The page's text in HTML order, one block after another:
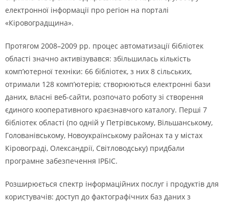
електронної інформації про регіон на порталі
«Кіровоградщина».
Протягом 2008–2009 рр. процес автоматизації бібліотек
області значно активізувався: збільшилась кількість
комп’ютерної техніки: 66 бібліотек, з них 8 сільських,
отримали 128 комп’ютерів; створюються електронні бази
даних, власні веб-сайти, розпочато роботу зі створення
єдиного кооперативного краєзнавчого каталогу. Перші 7
бібліотек області (по одній у Петрівському, Вільшанському,
Голованівському, Новоукраїнському районах та у містах
Кіровограді, Олександрії, Світловодську) придбали
програмне забезпечення ІРБІС.
Розширюється спектр інформаційних послуг і продуктів для
користувачів: доступ до фактографічних баз даних з